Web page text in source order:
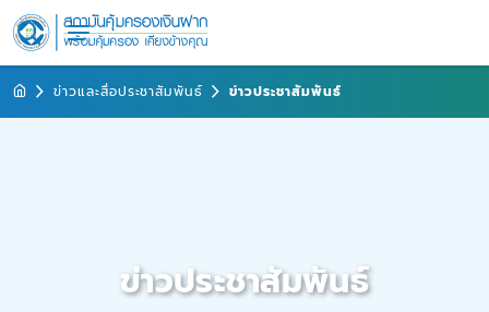
ข่าวและสื่อประชาสัมพันธ์ ข่าวประชาสัมพันธ์
ข่าวประชาสัมพันธ์